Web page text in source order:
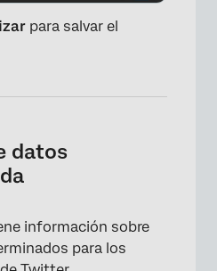
para salvar el
datos
información sobre
para los